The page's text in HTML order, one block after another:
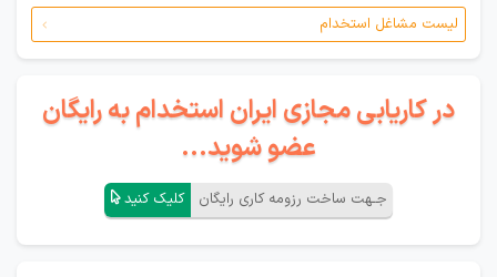
لیست مشاغل استخدام
در کاریابی مجازی ایران استخدام به رایگان
عضو شوید...
جـهت ساخت رزومه کاری رایگان کلیک کنید